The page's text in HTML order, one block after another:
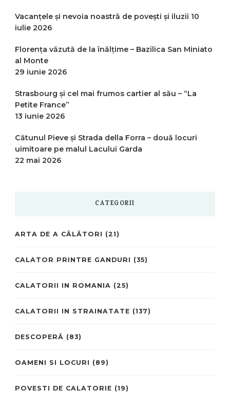
Vacanțele și nevoia noastră de povești și iluzii 10
iulie 2026
Florența văzută de la înălțime – Bazilica San Miniato
al Monte
29 iunie 2026
Strasbourg și cel mai frumos cartier al său – “La
Petite France”
13 iunie 2026
Cătunul Pieve și Strada della Forra – două locuri
uimitoare pe malul Lacului Garda
22 mai 2026
CATEGORII
ARTA DE A CĂLĂTORI (21)
CALATOR PRINTRE GANDURI (35)
CALATORII IN ROMANIA (25)
CALATORII IN STRAINATATE (137)
DESCOPERĂ (83)
OAMENI SI LOCURI (89)
POVESTI DE CALATORIE (19)